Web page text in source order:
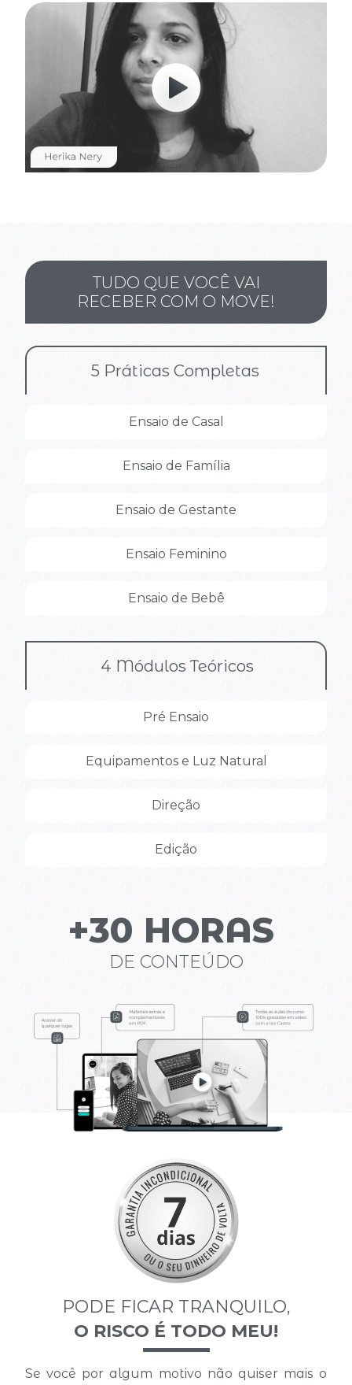
TUDO QUE VOCÊ VAI
RECEBER COM O MOVE!
5 Práticas Completas
Ensaio de Casal
Ensaio de Família
Ensaio de Gestante
Ensaio Feminino
Ensaio de Bebê
4 Módulos Teóricos
Pré Ensaio
Equipamentos e Luz Natural
Direção
Edição
+30 HORAS
DE CONTEÚDO
PODE FICAR TRANQUILO,
O RISCO É TODO MEU!
Se você por algum motivo não quiser mais o